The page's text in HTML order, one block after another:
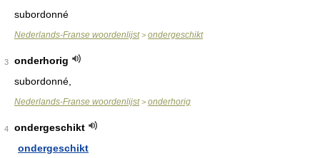
subordonné
Nederlands-Franse woordenlijst> ondergeschikt
3
onderhorig
subordonné,
Nederlands-Franse woordenlijst> onderhorig
4
ondergeschikt
ondergeschikt